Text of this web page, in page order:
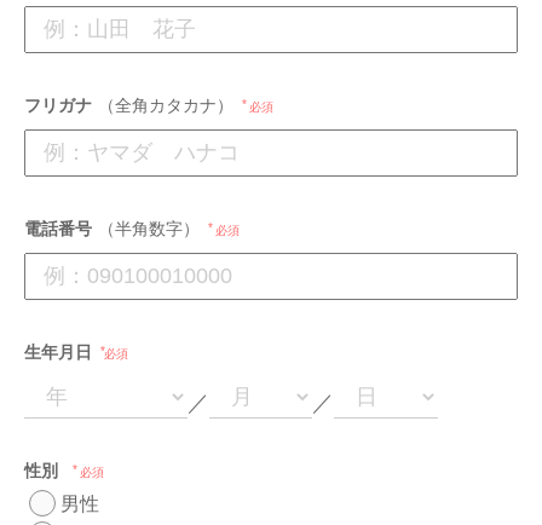
フリガナ （全角カタカナ） 必須
電話番号 （半角数字） 必須
生年月日 必須
／ ／
性別 必須
男性